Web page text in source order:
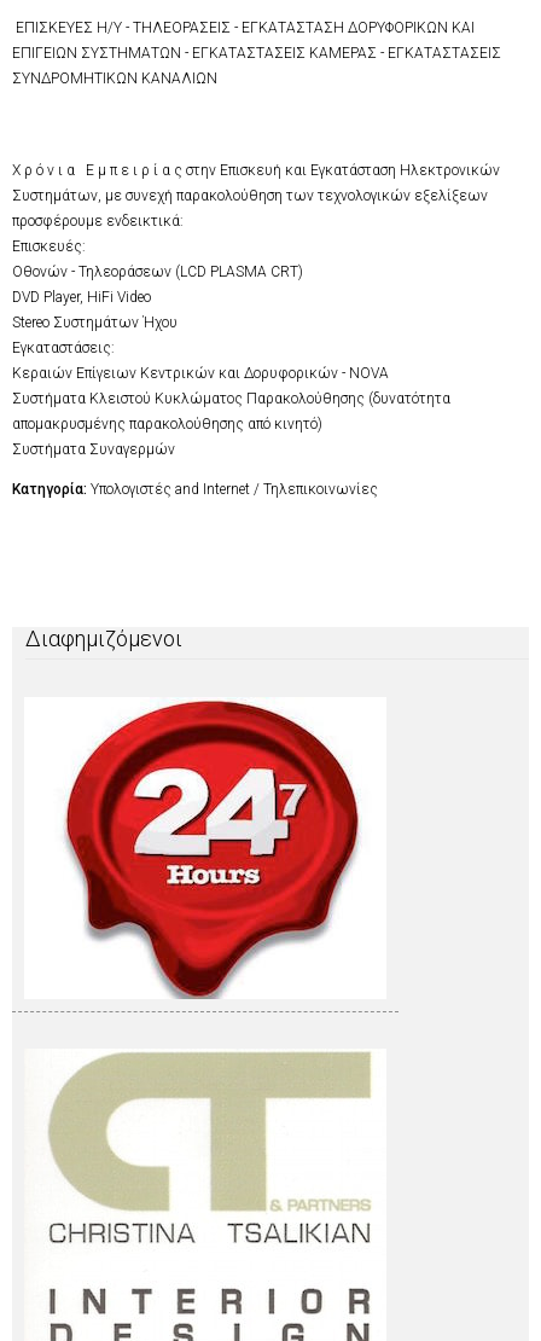
ΕΠΙΣΚΕΥΕΣ Η/Υ - ΤΗΛΕΟΡΑΣΕΙΣ - ΕΓΚΑΤΑΣΤΑΣΗ ΔΟΡΥΦΟΡΙΚΩΝ ΚΑΙ
ΕΠΙΓΕΙΩΝ ΣΥΣΤΗΜΑΤΩΝ - ΕΓΚΑΤΑΣΤΑΣΕΙΣ ΚΑΜΕΡΑΣ - ΕΓΚΑΤΑΣΤΑΣΕΙΣ
ΣΥΝΔΡΟΜΗΤΙΚΩΝ ΚΑΝΑΛΙΩΝ
Χ ρ ό ν ι α Ε μ π ε ι ρ ί α ς στην Επισκευή και Εγκατάσταση Ηλεκτρονικών
Συστημάτων, με συνεχή παρακολούθηση των τεχνολογικών εξελίξεων
προσφέρουμε ενδεικτικά:
Επισκευές:
Οθονών - Τηλεοράσεων (LCD PLASMA CRT)
DVD Player, HiFi Video
Stereo Συστημάτων Ήχου
Εγκαταστάσεις:
Κεραιών Επίγειων Κεντρικών και Δορυφορικών - NOVA
Συστήματα Κλειστού Κυκλώματος Παρακολούθησης (δυνατότητα
απομακρυσμένης παρακολούθησης από κινητό)
Συστήματα Συναγερμών
Κατηγορία: Υπολογιστές and Internet / Τηλεπικοινωνίες
Διαφημιζόμενοι